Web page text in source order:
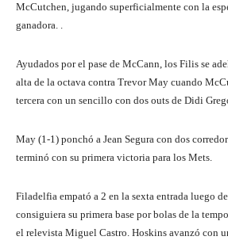
McCutchen, jugando superficialmente con la
ganadora. .
Ayudados por el pase de McCann, los Filis se
alta de la octava contra Trevor May cuando
tercera con un sencillo con dos outs de Didi
May (1-1) ponchó a Jean Segura con dos
terminó con su primera victoria para los Mets.
Filadelfia empató a 2 en la sexta entrada luego
consiguiera su primera base por bolas de la
el relevista Miguel Castro. Hoskins avanzó con